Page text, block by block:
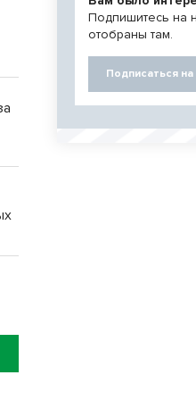
Подпишитесь на
отобраны там.
Подписаться